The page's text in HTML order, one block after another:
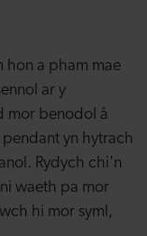
hon a pham mae
ar y
mor benodol â
yn hytrach
Rydych chi'n
waeth pa mor
hi mor syml,